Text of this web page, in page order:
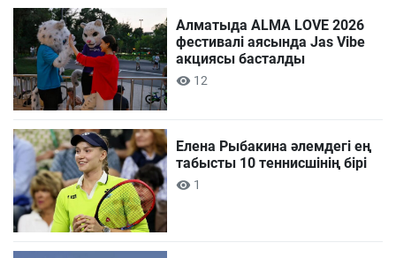
Алматыда ALMA LOVE 2026
фестивалі аясында Jas Vibe
акциясы басталды
12
Елена Рыбакина әлемдегі ең
табысты 10 теннисшінің бірі
1